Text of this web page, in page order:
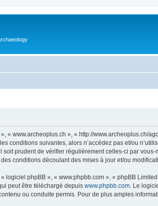
« www.archeoplus.ch », « http://www.archeoplus.ch/
conditions suivantes, alors n’accédez pas et/ou
prudent de vérifier régulièrement celles-ci par
conditions découlant des mises à jour et/ou
phpBB », « www.phpbb.com », « phpBB
peut être téléchargé depuis www.phpbb.com. Le
ou conduite permis. Pour de plus amples